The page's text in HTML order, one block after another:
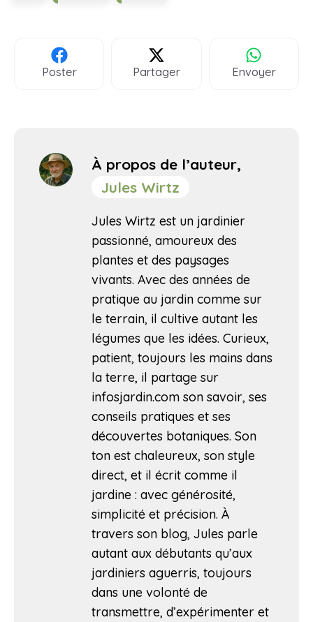
Poster Partager Envoyer
À propos de l’auteur,
Jules Wirtz
Jules Wirtz est un jardinier
passionné, amoureux des
plantes et des paysages
vivants. Avec des années de
pratique au jardin comme sur
le terrain, il cultive autant les
légumes que les idées. Curieux,
patient, toujours les mains dans
la terre, il partage sur
infosjardin.com son savoir, ses
conseils pratiques et ses
découvertes botaniques. Son
ton est chaleureux, son style
direct, et il écrit comme il
jardine : avec générosité,
simplicité et précision. À
travers son blog, Jules parle
autant aux débutants qu’aux
jardiniers aguerris, toujours
dans une volonté de
transmettre, d’expérimenter et